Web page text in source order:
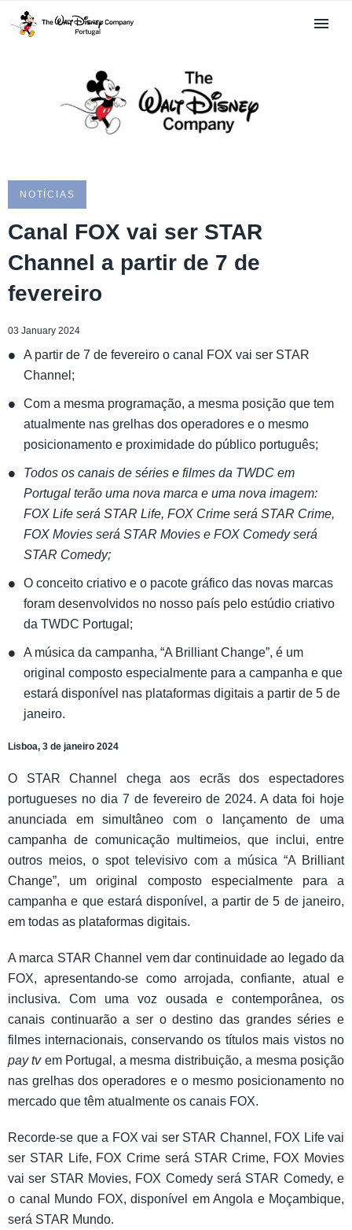
NOTÍCIAS
Canal FOX vai ser STAR
Channel a partir de 7 de
fevereiro
03 January 2024
A partir de 7 de fevereiro o canal FOX vai ser STAR
Channel;
Com a mesma programação, a mesma posição que tem
atualmente nas grelhas dos operadores e o mesmo
posicionamento e proximidade do público português;
Todos os canais de séries e filmes da TWDC em
Portugal terão uma nova marca e uma nova imagem:
FOX Life será STAR Life, FOX Crime será STAR Crime,
FOX Movies será STAR Movies e FOX Comedy será
STAR Comedy;
O conceito criativo e o pacote gráfico das novas marcas
foram desenvolvidos no nosso país pelo estúdio criativo
da TWDC Portugal;
A música da campanha, “A Brilliant Change”, é um
original composto especialmente para a campanha e que
estará disponível nas plataformas digitais a partir de 5 de
janeiro.
Lisboa, 3 de janeiro 2024
O STAR Channel chega aos ecrãs dos espectadores
portugueses no dia 7 de fevereiro de 2024. A data foi hoje
anunciada em simultâneo com o lançamento de uma
campanha de comunicação multimeios, que inclui, entre
outros meios, o spot televisivo com a música “A Brilliant
Change”, um original composto especialmente para a
campanha e que estará disponível, a partir de 5 de janeiro,
em todas as plataformas digitais.
A marca STAR Channel vem dar continuidade ao legado da
FOX, apresentando-se como arrojada, confiante, atual e
inclusiva. Com uma voz ousada e contemporânea, os
canais continuarão a ser o destino das grandes séries e
filmes internacionais, conservando os títulos mais vistos no
pay tvem Portugal, a mesma distribuição, a mesma posição
nas grelhas dos operadores e o mesmo posicionamento no
mercado que têm atualmente os canais FOX.
Recorde-se que a FOX vai ser STAR Channel, FOX Life vai
ser STAR Life, FOX Crime será STAR Crime, FOX Movies
vai ser STAR Movies, FOX Comedy será STAR Comedy, e
o canal Mundo FOX, disponível em Angola e Moçambique,
será STAR Mundo.